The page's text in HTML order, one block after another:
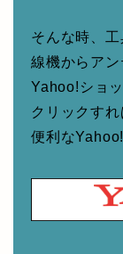
そんな時、
線機からア
Yahoo!ショ
クリックす
便利な